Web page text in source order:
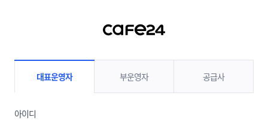
대표운영자 부운영자 공급사
아이디